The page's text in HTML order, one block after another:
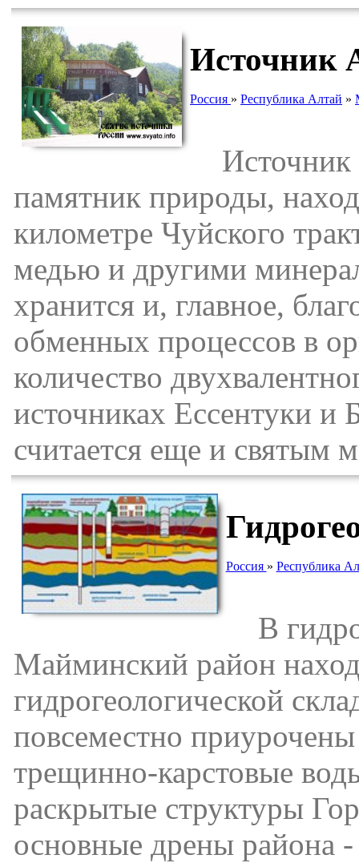
Источник
Россия » Республика Алтай »
Источник
памятник природы,
километре Чуйского
медью и другими
хранится и, главное,
обменных процессов в
количество
источниках Ессентуки
считается еще и святым
Россия » Республика
В
Майминский район
гидрогеологической
повсеместно
трещинно-карстовые
раскрытые структуры
основные дрены района